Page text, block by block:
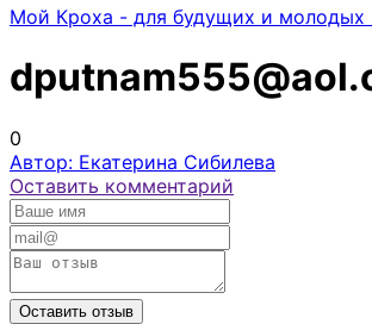
Мой Кроха - для будущих и молодых
0
Автор: Екатерина Сибилева
Оставить комментарий